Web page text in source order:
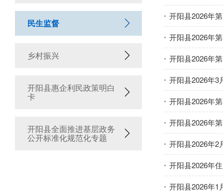
民生监督
乡村振兴
开阳县惠企利民政策明白
卡
开阳县全面推进基层政务
公开标准化规范化专题
开阳县2026年
开阳县2026年
开阳县2026年
开阳县2026年3
开阳县2026年
开阳县2026年
开阳县2026年2
开阳县2026年
开阳县2026年1